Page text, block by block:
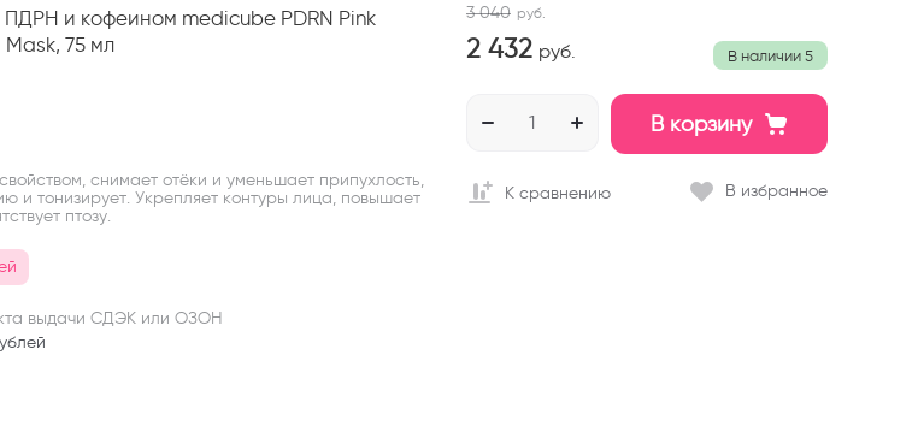
и кофеином medicube PDRN Pink
75 мл
снимает отёки и уменьшает припухлость,
и тонизирует. Укрепляет контуры лица, повышает
птозу.
выдачи СДЭК или ОЗОН
В наличии 5
3 040 руб.
2 432 руб.
В корзину
К сравнению В избранное